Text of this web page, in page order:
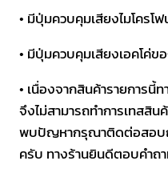
• มีปุ่มควบคุมเสียงไมโครโ
• มีปุ่มควบคุมเสียงเอคโค่ข
• เนื่องจากสินค้ารายการนี้
จึงไม่สามารถทำการเทสสิ
พบปัญหากรุณาติดต่อสอบถ
ครับ ทางร้านยินดีตอบคำถา